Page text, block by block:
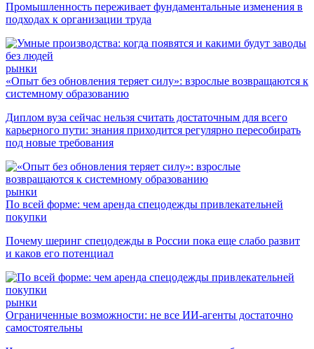
Промышленность переживает фундаментальные изменения в
подходах к организации труда
рынки
«Опыт без обновления теряет силу»: взрослые возвращаются к
системному образованию
Диплом вуза сейчас нельзя считать достаточным для всего
карьерного пути: знания приходится регулярно пересобирать
под новые требования
рынки
По всей форме: чем аренда спецодежды привлекательней
покупки
Почему шеринг спецодежды в России пока еще слабо развит
и каков его потенциал
рынки
Ограниченные возможности: не все ИИ-агенты достаточно
самостоятельны